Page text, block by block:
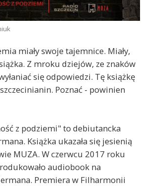
miały swoje tajemnice. Miały,
Z mroku dziejów, ze znaków
się odpowiedzi. Tę książkę
Poznać - powinien
z podziemi" to debiutancka
Książka ukazała się jesienią
MUZA. W czerwcu 2017 roku
audiobook na
Premiera w Filharmonii